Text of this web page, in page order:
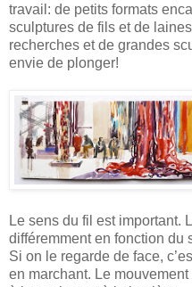
travail: de petits formats
sculptures de fils et de
recherches et de grandes
envie de plonger!
Le sens du fil est important.
différemment en fonction du
Si on le regarde de face,
en marchant. Le